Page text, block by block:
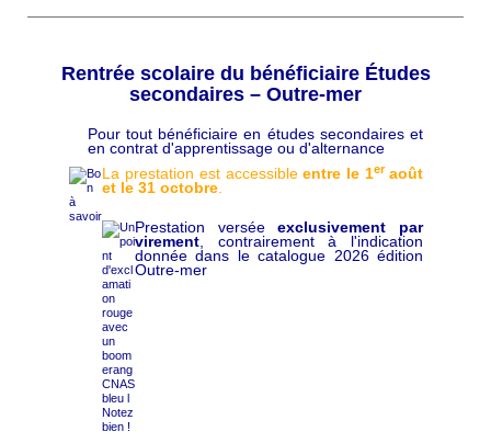
Rentrée scolaire du bénéficiaire Études
secondaires – Outre-mer
p
Pour tout bénéficiaire en études secondaires et
en contrat d'apprentissage ou d'alternance
La prestation est accessibleentre le 1er août
et le 31 octobre.
Prestation verséeexclusivement par
virement, contrairement à l'indication
donnée dans le catalogue 2026 édition
Outre-mer